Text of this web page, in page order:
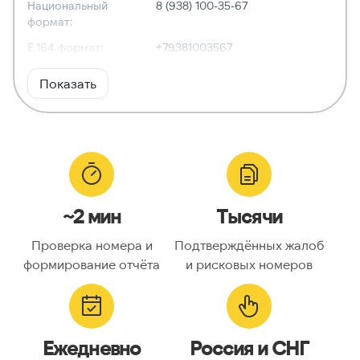
Национальный
формат:
8 (938) 100-35-67
E.164 формат:
+79381003567
RFC3966
формат:
Тип номера:
Оператор связи:
Национальный
9381003567
Код страны:
ГЕОЛОКАЦИЯ
Географическое
описание:
Показать
~2 мин
Проверка номера и
формирование отчёта
Тысячи
Подтверждённых жалоб
и рисковых номеров
Ежедневно Россия и СНГ